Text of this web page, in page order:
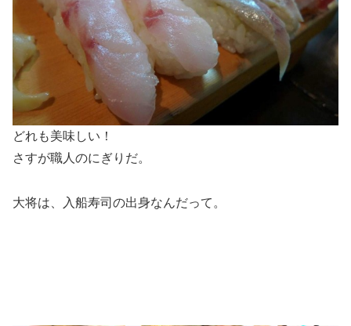
どれも美味しい！
さすが職人のにぎりだ。
大将は、入船寿司の出身なんだって。